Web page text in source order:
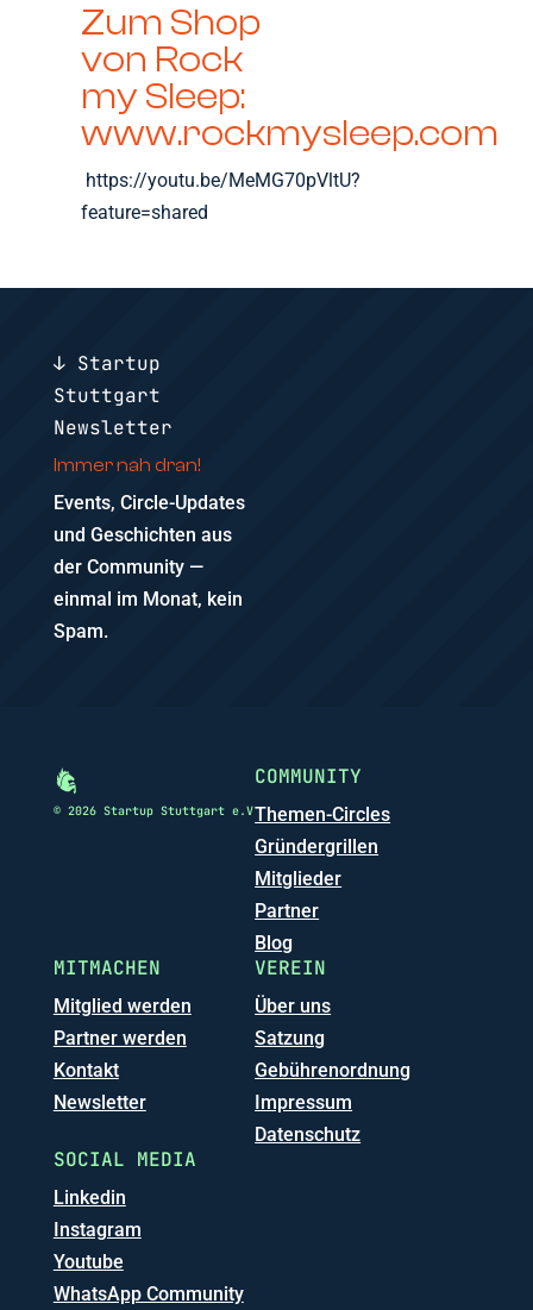
Zum Shop
von Rock
my Sleep:
www.rockmysleep.com
https://youtu.be/MeMG70pVltU?
feature=shared
↓ Startup
Stuttgart
Newsletter
Immer nah dran!
Events, Circle-Updates
und Geschichten aus
der Community —
einmal im Monat, kein
Spam.
© 2026 Startup Stuttgart e.V
COMMUNITY
Themen-Circles
Gründergrillen
Mitglieder
Partner
Blog
MITMACHEN
Mitglied werden
Partner werden
Kontakt
Newsletter
VEREIN
Über uns
Satzung
Gebührenordnung
Impressum
Datenschutz
SOCIAL MEDIA
Linkedin
Instagram
Youtube
WhatsApp Community